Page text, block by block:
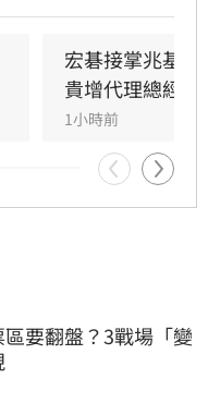
會協助受影響房東
兆基應配合想解約
租代管業務穩
詐騙行為，請相關
寫需求登記表。
宏碁接掌兆基2
貴增代理總經理
1小時前
要翻盤？3戰場「變